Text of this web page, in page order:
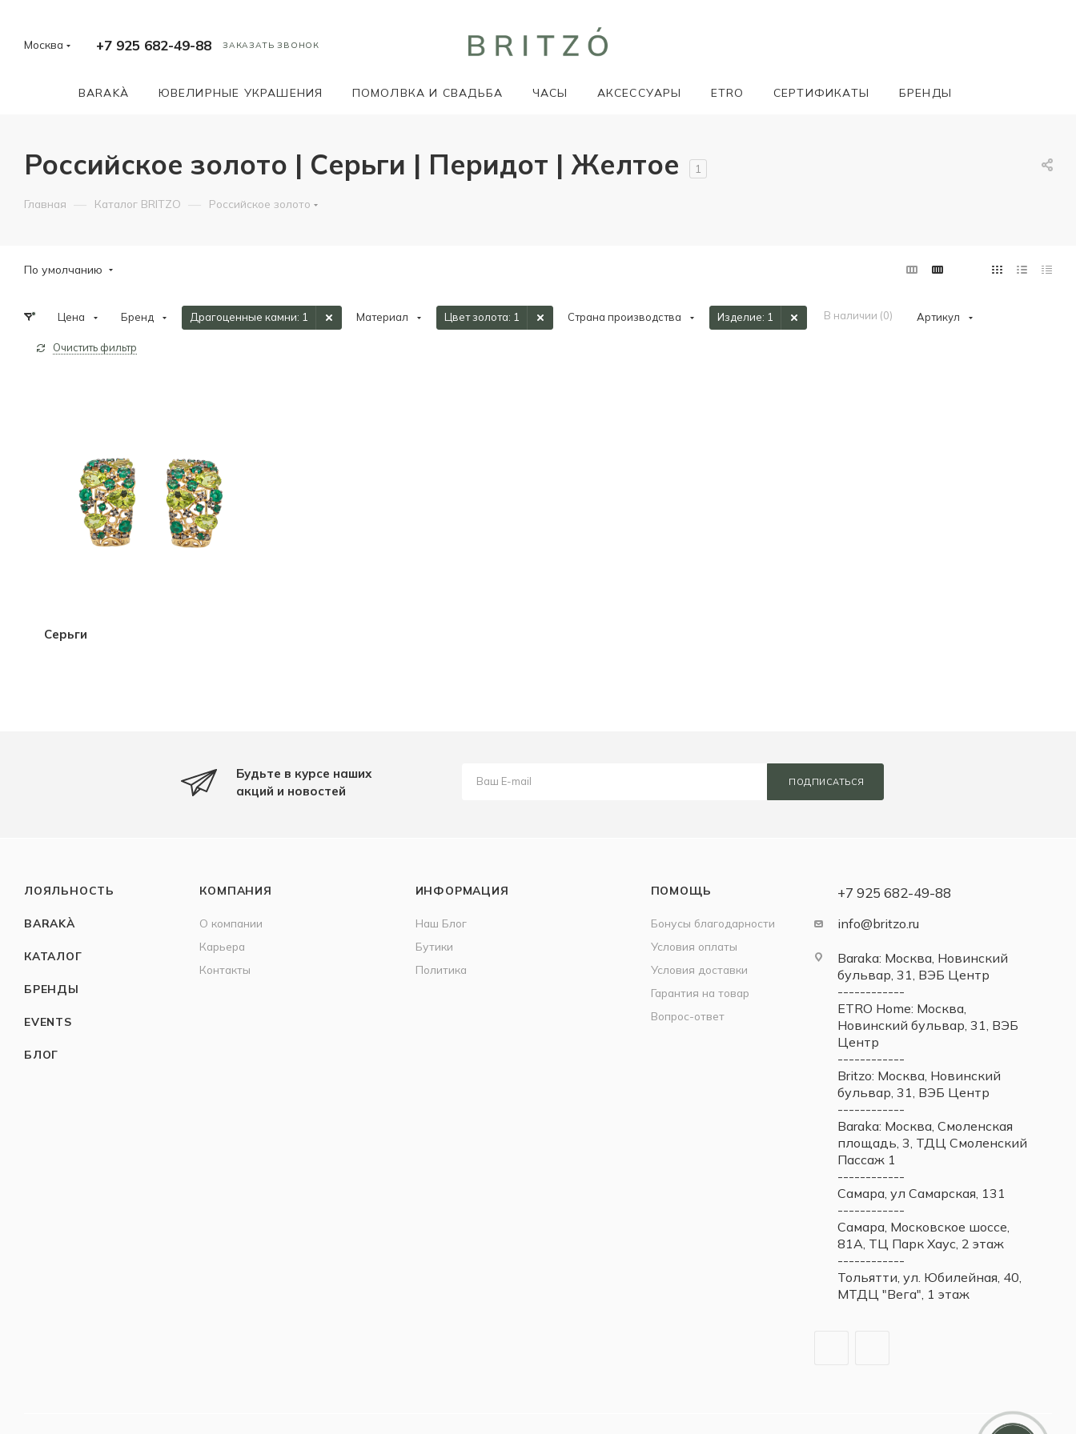
Москва +7 925 682-49-88 ЗАКАЗАТЬ ЗВОНОК
BARAKÀ ЮВЕЛИРНЫЕ УКРАШЕНИЯ ПОМОЛВКА И СВАДЬБА ЧАСЫ АКСЕССУАРЫ ETRO СЕРТИФИКАТЫ БРЕНДЫ
Российское золото | Серьги | Перидот | Желтое 1
Главная — Каталог BRITZO — Российское золото
По умолчанию
Цена Бренд Драгоценные камни: 1 Материал Цвет золота: 1 Страна производства Изделие: 1 В наличии (0) Артикул
Очистить фильтр
Серьги
Будьте в курсе наших
акций и новостей
ПОДПИСАТЬСЯ
ЛОЯЛЬНОСТЬ
BARAKÀ
КАТАЛОГ
БРЕНДЫ
EVENTS
БЛОГ
КОМПАНИЯ
О компании
Карьера
Контакты
ИНФОРМАЦИЯ
Наш Блог
Бутики
Политика
ПОМОЩЬ
Бонусы благодарности
Условия оплаты
Условия доставки
Гарантия на товар
Вопрос-ответ
+7 925 682-49-88
info@britzo.ru
Baraka: Москва, Новинский
бульвар, 31, ВЭБ Центр
------------
ETRO Home: Москва,
Новинский бульвар, 31, ВЭБ
Центр
------------
Britzo: Москва, Новинский
бульвар, 31, ВЭБ Центр
------------
Baraka: Москва, Смоленская
площадь, 3, ТДЦ Смоленский
Пассаж 1
------------
Самара, ул Самарская, 131
------------
Самара, Московское шоссе,
81А, ТЦ Парк Хаус, 2 этаж
------------
Тольятти, ул. Юбилейная, 40,
МТДЦ "Вега", 1 этаж